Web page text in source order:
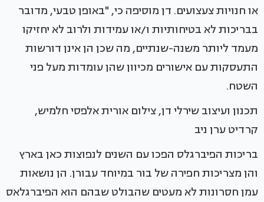
או חנויות צעצועים. דן מוסיפה כי, "באופן טבעי, מדובר
בבריכות לא בטיחותיות ו/או עמידות ולרוב לא יחזיקו
מעמד ליותר משנה-שנתיים, מה שכן הן אינן דורשות
התעסקות עם אישורים מכיוון שהן עומדות מעל פני
השטח.
תכנון ועיצוב שירלי דן, צילום אורית אלפסי חלמיש,
קרדיט ערן ניב
בריכות הפיברגלס הפכו עם השנים לנפוצות כאן בארץ
והן מצריכות חפירה של בור במיוחד עבורן. הן נושאות
עמן חסרונות לא מעטים שהבולט שבהם הוא הפיברגלאס